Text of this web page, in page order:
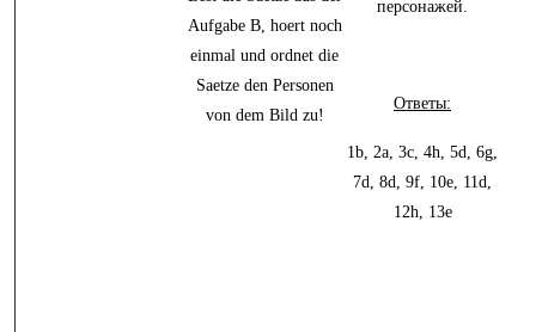
Aufgabe B, hoert noch
einmal und ordnet die
Saetze den Personen
von dem Bild zu!
персонажей.
Ответы:
1b, 2a, 3c, 4h, 5d, 6g,
7d, 8d, 9f, 10e, 11d,
12h, 13e